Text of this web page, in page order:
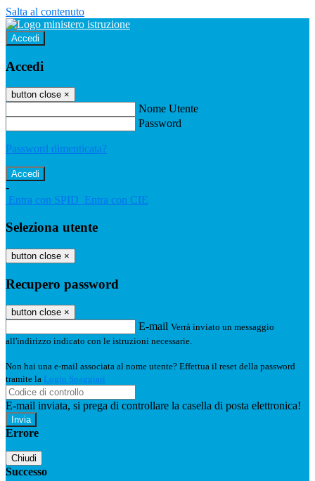
Salta al contenuto
Accedi
Accedi
button close ×
Nome Utente
Password
Password dimenticata?
-
Entra con SPID Entra con CIE
Seleziona utente
button close ×
Recupero password
button close ×
E-mail Verrà inviato un messaggio
all'indirizzo indicato con le istruzioni necessarie.
Non hai una e-mail associata al nome utente? Effettua il reset della password
tramite la Login Spaggiari
E-mail inviata, si prega di controllare la casella di posta elettronica!
Errore
Chiudi
Successo